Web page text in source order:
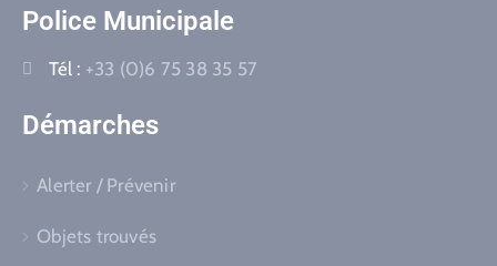
Police Municipale
Tél : +33 (0)6 75 38 35 57
Démarches
Alerter / Prévenir
Objets trouvés